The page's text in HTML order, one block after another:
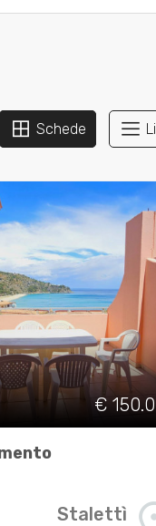
Schede
€
Stalettì